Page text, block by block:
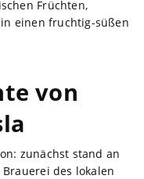
Früchten,
einen fruchtig-süßen
von
zunächst stand an
des lokalen